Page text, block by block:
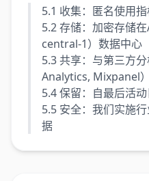
5.1 收集：匿名使用
5.2 存储：加密存储
central-1）数据中心
5.3 共享：与第三方
Analytics, Mixpanel
5.4 保留：自最后活
5.5 安全：我们实施
据